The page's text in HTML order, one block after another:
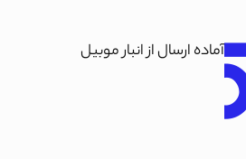
آماده ارسال از انبار موبیل